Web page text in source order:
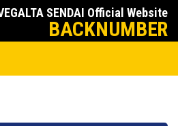
SENDAI Official Website
BACKNUMBER